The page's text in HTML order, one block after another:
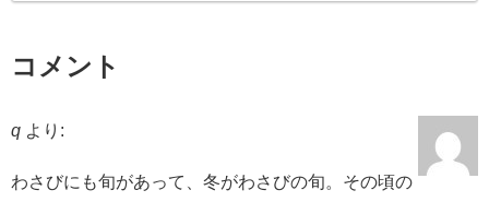
コメント
q より:
わさびにも旬があって、冬がわさびの旬。その頃の